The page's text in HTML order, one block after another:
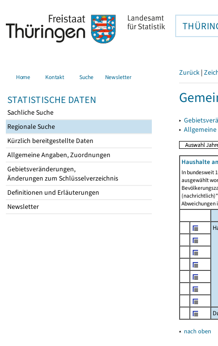
Home Kontakt Suche Newsletter
STATISTISCHE DATEN
Sachliche Suche
Regionale Suche
Kürzlich bereitgestellte Daten
Allgemeine Angaben, Zuordnungen
Gebietsveränderungen,
Änderungen zum Schlüsselverzeichnis
Definitionen und Erläuterungen
Newsletter
Zurück |
▸
▸
Haushalte
In bundesweit
ausgewählt
Abweichungen
▴ nach oben